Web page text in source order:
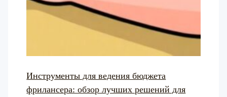
Инструменты для ведения бюджета
фрилансера: обзор лучших решений для